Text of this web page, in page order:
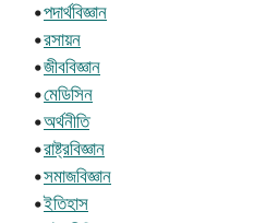
•পদার্থবিজ্ঞান
•রসায়ন
•জীববিজ্ঞান
•মেডিসিন
•অর্থনীতি
•রাষ্ট্রবিজ্ঞান
•সমাজবিজ্ঞান
•ইতিহাস